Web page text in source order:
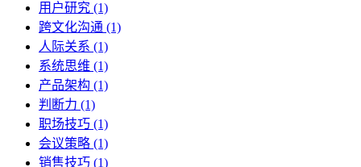
用户研究 (1)
跨文化沟通 (1)
人际关系 (1)
系统思维 (1)
产品架构 (1)
判断力 (1)
职场技巧 (1)
会议策略 (1)
销售技巧 (1)